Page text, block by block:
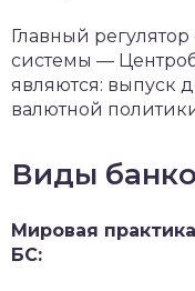
Главный
системы —
являются: выпуск
валютной
Виды
Мировая
БС: